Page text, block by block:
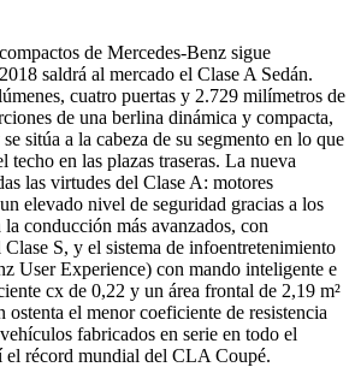
de Mercedes-Benz sigue
saldrá al mercado el Clase A Sedán.
cuatro puertas y 2.729 milímetros de
de una berlina dinámica y compacta,
sitúa a la cabeza de su segmento en lo que
techo en las plazas traseras. La nueva
las virtudes del Clase A: motores
elevado nivel de seguridad gracias a los
la conducción más avanzados, con
S, y el sistema de infoentretenimiento
User Experience) con mando inteligente e
cx de 0,22 y un área frontal de 2,19 m²
ostenta el menor coeficiente de resistencia
fabricados en serie en todo el
el récord mundial del CLA Coupé.